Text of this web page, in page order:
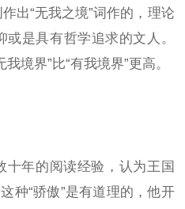
出“无我之境”词作的，理论
是具有哲学追求的文人。
境界”比“有我境界”更高。
十年的阅读经验，认为王国
种“骄傲”是有道理的，他开